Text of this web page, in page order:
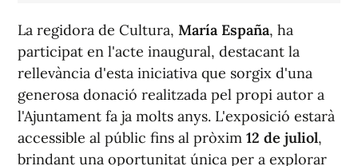
La regidora de Cultura, María España, ha
participat en l'acte inaugural, destacant la
rellevància d'esta iniciativa que sorgix d'una
generosa donació realitzada pel propi autor a
l'Ajuntament fa ja molts anys. L'exposició estarà
accessible al públic fins al pròxim 12 de juliol,
brindant una oportunitat única per a explorar